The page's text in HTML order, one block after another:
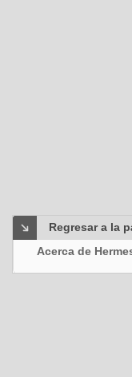
Regresar a la
Acerca de